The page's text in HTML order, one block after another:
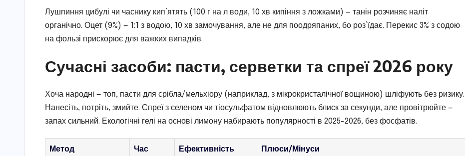
Лушпиння цибулі чи часнику кип’ятять (100 г на л води, 10 хв кипіння з ложками) — танін розчиняє наліт
органічно. Оцет (9%) — 1:1 з водою, 10 хв замочування, але не для поодряпаних, бо роз’їдає. Перекис 3% з содою
на фользі прискорює для важких випадків.
Сучасні засоби: пасти, серветки та спреї 2026 року
Хоча народні — топ, пасти для срібла/мельхіору (наприклад, з мікрокристалічної вощиною) шліфують без ризику.
Нанесіть, потріть, змийте. Спреї з селеном чи тіосульфатом відновлюють блиск за секунди, але провітрюйте —
запах сильний. Екологічні гелі на основі лимону набирають популярності в 2025-2026, без фосфатів.
Метод Час Ефективність Плюси/Мінуси